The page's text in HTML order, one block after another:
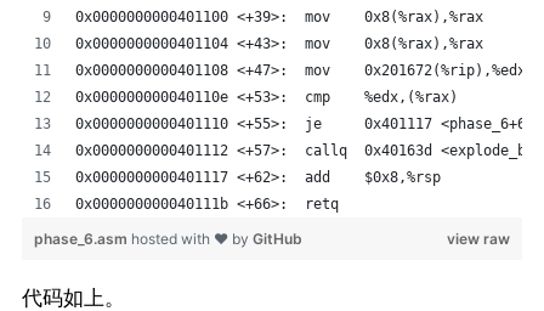
0x0000000000401100 <+39>:  mov    0x8(%rax),%rax
0x0000000000401104 <+43>:  mov    0x8(%rax),%rax
0x0000000000401108 <+47>:  mov
0x000000000040110e <+53>:  cmp    %edx,(%rax)
0x0000000000401110 <+55>:  je     0x401117 <phase_6+62>
0x0000000000401112 <+57>:  callq  0x40163d
0x0000000000401117 <+62>:  add    $0x8,%rsp
0x000000000040111b <+66>:  retq
view raw
phase_6.asm hosted with ❤ by GitHub
代码如上。